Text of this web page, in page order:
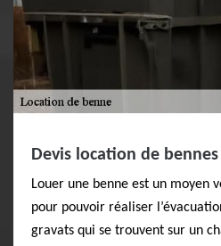
Devis location de
Louer une benne est un moyen
pour pouvoir réaliser
gravats qui se trouvent sur un